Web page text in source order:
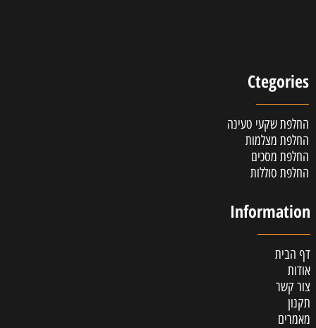
Ctegories
החלפת שקעי טעינה
החלפת מצלמות
החלפת מסכים
החלפת סוללות
Information
דף הבית
אודות
צור קשר
תקנון
מאמרים